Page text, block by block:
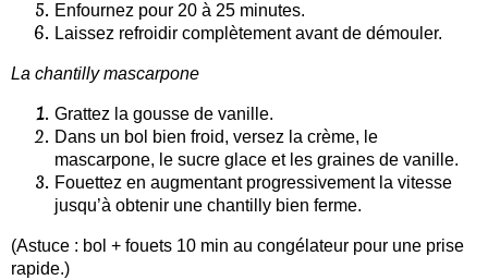
Enfournez pour 20 à 25 minutes.
Laissez refroidir complètement avant de démouler.
La chantilly mascarpone
Grattez la gousse de vanille.
Dans un bol bien froid, versez la crème, le
mascarpone, le sucre glace et les graines de vanille.
Fouettez en augmentant progressivement la vitesse
jusqu’à obtenir une chantilly bien ferme.
(Astuce : bol + fouets 10 min au congélateur pour une prise
rapide.)